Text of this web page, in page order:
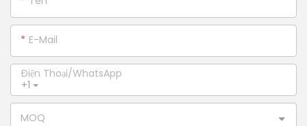
E-Mail
+1
Điện Thoại/WhatsApp
MOQ